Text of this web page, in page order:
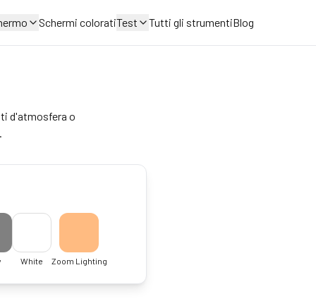
Schermi coloratiTest Tutti gli strumentiBlog
d'atmosfera o
White Zoom Lighting